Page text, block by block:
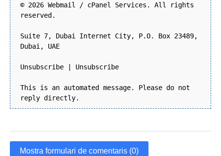
© 2026 Webmail / cPanel Services. All rights
reserved.
Suite 7, Dubai Internet City, P.O. Box 23489,
Dubai, UAE
Unsubscribe | Unsubscribe
This is an automated message. Please do not
reply directly.
Mostra formulari de comentaris (0)